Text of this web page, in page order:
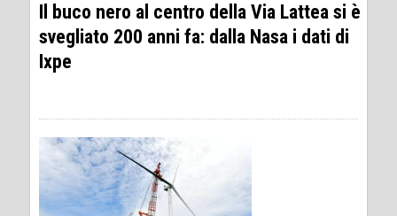
Il buco nero al centro della Via Lattea si è
svegliato 200 anni fa: dalla Nasa i dati di
Ixpe